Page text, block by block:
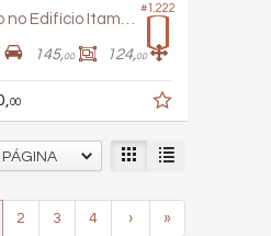
#1.222
Apartamento no Edifício Itamaraty
145,00 124,00
00
2 3 4 › »